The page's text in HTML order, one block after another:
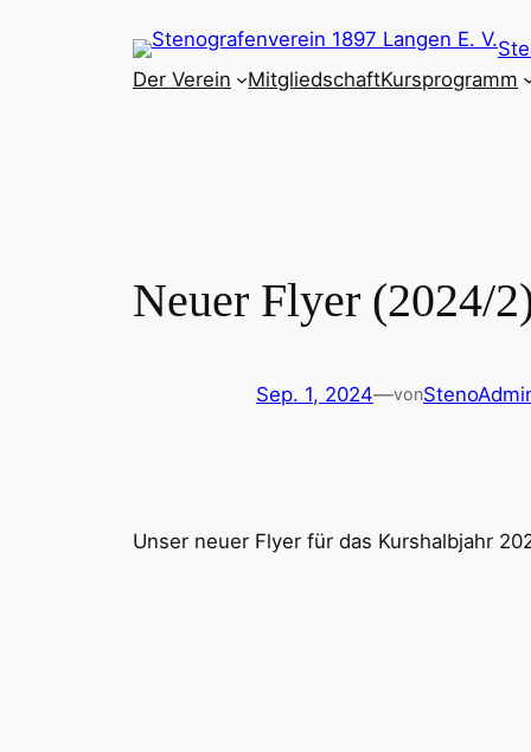
Der Verein
MitgliedschaftKursprogramm
Neuer Flyer (2024/
Sep. 1, 2024—von
Unser neuer Flyer für das Kurshalbjahr